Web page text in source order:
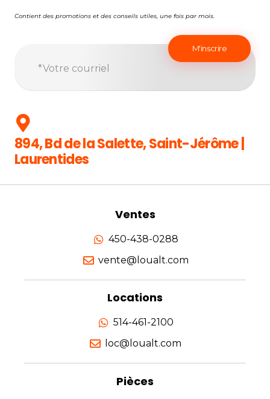
Contient des promotions et des conseils utiles, une fois par mois.
894, Bd de la Salette, Saint-Jérôme |
Laurentides
Ventes
450-438-0288
vente@loualt.com
Locations
514-461-2100
loc@loualt.com
Pièces